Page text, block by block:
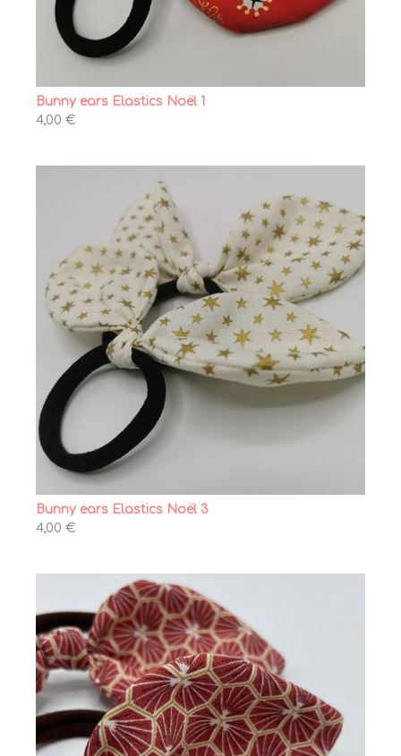
Bunny ears Elastics Noël 1
4,00 €
Bunny ears Elastics Noël 3
4,00 €